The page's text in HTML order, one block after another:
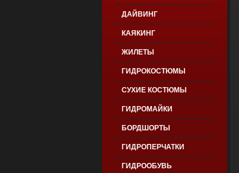
ДАЙВИНГ
КАЯКИНГ
ЖИЛЕТЫ
ГИДРОКОСТЮМЫ
СУХИЕ КОСТЮМЫ
ГИДРОМАЙКИ
БОРДШОРТЫ
ГИДРОПЕРЧАТКИ
ГИДРООБУВЬ